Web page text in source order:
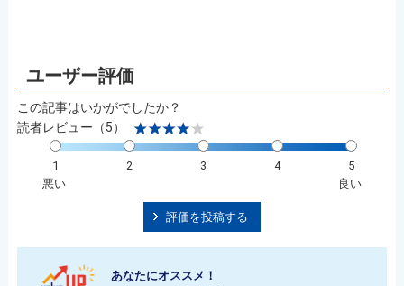
この記事はいかがでしたか？
読者レビュー（5）
1 2 3 4
5
悪い
良い
評価を投稿する
あなたにオススメ！